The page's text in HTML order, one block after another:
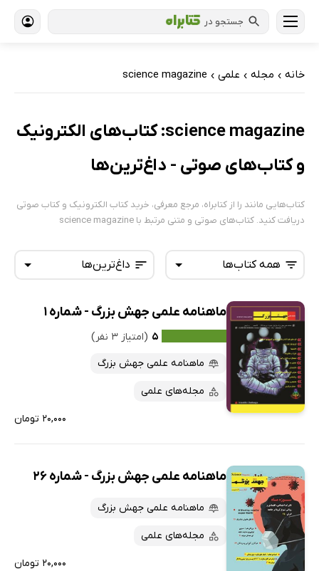
جستجو در
خانه › مجله › علمی ›
science magazine
science magazine: کتاب‌های الکترونیک
و کتاب‌های صوتی - داغ‌ترین‌ها
کتاب‌هایی مانند را از کتابراه، مرجع معرفی، خرید کتاب الکترونیک و کتاب صوتی
دریافت کنید. کتاب‌های صوتی و متنی مرتبط با science magazine
داغ‌ترین‌ها
تازه‌ها
داغ‌ترین‌ها
پرفروش‌ها
پربحث‌ها
همه کتاب‌ها
همه کتاب‌ها
کتاب‌های صوتی
کتاب‌های متنی
ماهنامه علمی جهش بزرگ - شماره 1
۵ (امتیاز ۳ نفر)
ماهنامه علمی جهش بزرگ
مجله‌های علمی
۲۰,۰۰۰ تومان
ماهنامه علمی جهش بزرگ - شماره 26
ماهنامه علمی جهش بزرگ
مجله‌های علمی
۲۰,۰۰۰ تومان